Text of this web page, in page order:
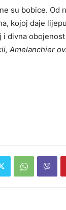
su bobice. Od
kojoj daje
i divna
Amelanchier